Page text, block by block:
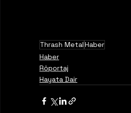
Thrash MetalHaber
Haber
Röportaj
Hayata Dair